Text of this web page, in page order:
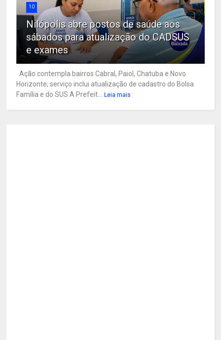
10
Nilópolis abre postos de saúde aos
sábados para atualização do CADSUS
e exames
Ação contempla bairros Cabral, Paiol, Chatuba e Novo
Horizonte; serviço inclui atualização de cadastro do Bolsa
Família e do SUS A Prefeit...
Leia mais